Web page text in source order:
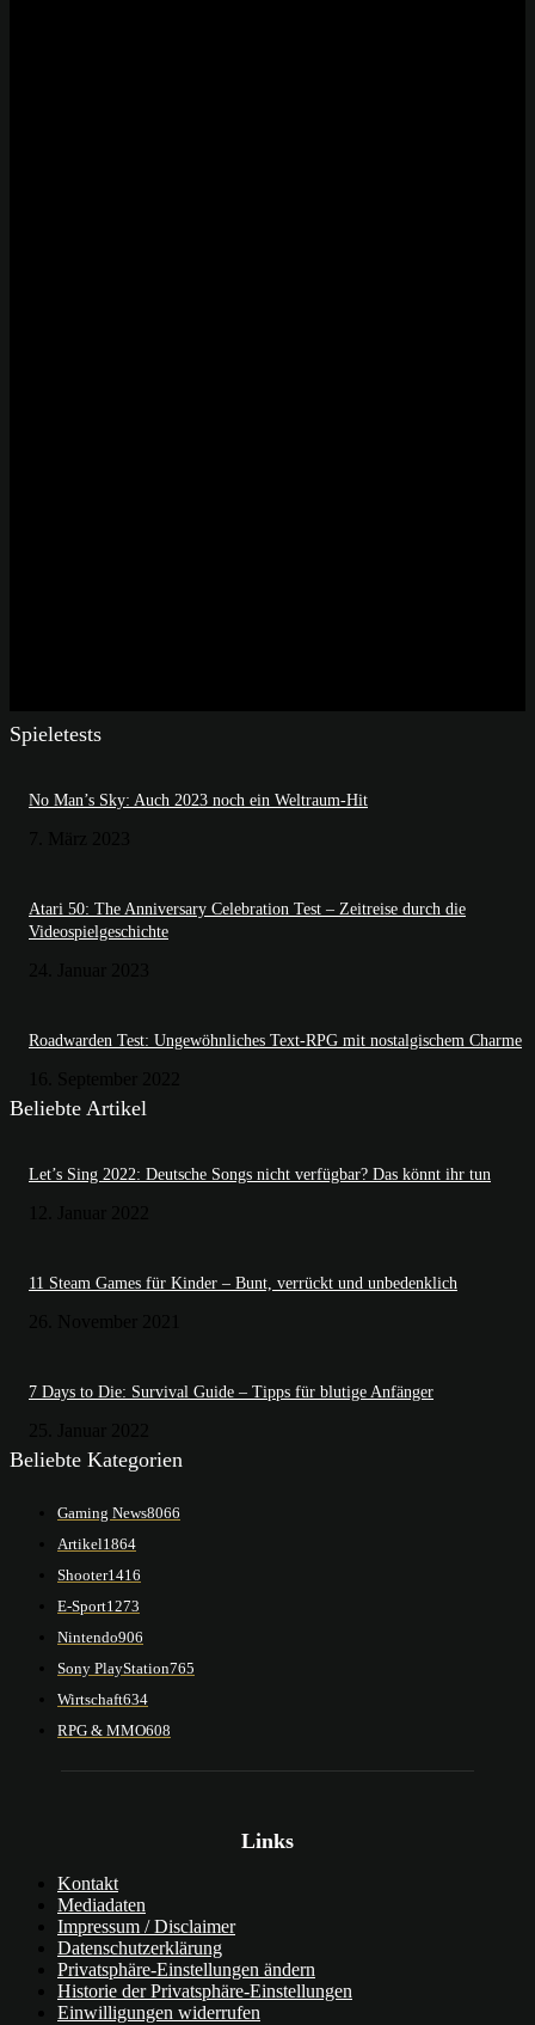
Spieletests
No Man’s Sky: Auch 2023 noch ein Weltraum-Hit
Atari 50: The Anniversary Celebration Test – Zeitreise durch die
Videospielgeschichte
Roadwarden Test: Ungewöhnliches Text-RPG mit nostalgischem Charme
Beliebte Artikel
Let’s Sing 2022: Deutsche Songs nicht verfügbar? Das könnt ihr tun
11 Steam Games für Kinder – Bunt, verrückt und unbedenklich
7 Days to Die: Survival Guide – Tipps für blutige Anfänger
Beliebte Kategorien
Gaming News8066
Artikel1864
Shooter1416
E-Sport1273
Nintendo906
Sony PlayStation765
Wirtschaft634
RPG & MMO608
Links
Kontakt
Mediadaten
Impressum / Disclaimer
Datenschutzerklärung
Privatsphäre-Einstellungen ändern
Historie der Privatsphäre-Einstellungen
Einwilligungen widerrufen